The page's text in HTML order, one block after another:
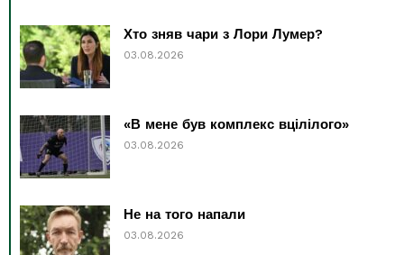
Хто зняв чари з Лори Лумер?
03.08.2026
«В мене був комплекс вцілілого»
03.08.2026
Не на того напали
03.08.2026